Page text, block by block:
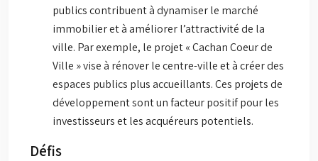
publics contribuent à dynamiser le marché
immobilier et à améliorer l’attractivité de la
ville. Par exemple, le projet « Cachan Coeur de
Ville » vise à rénover le centre-ville et à créer des
espaces publics plus accueillants. Ces projets de
développement sont un facteur positif pour les
investisseurs et les acquéreurs potentiels.
Défis